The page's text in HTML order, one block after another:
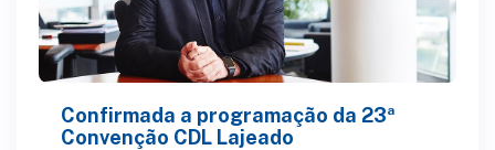
Confirmada a programação da 23ª
Convenção CDL Lajeado